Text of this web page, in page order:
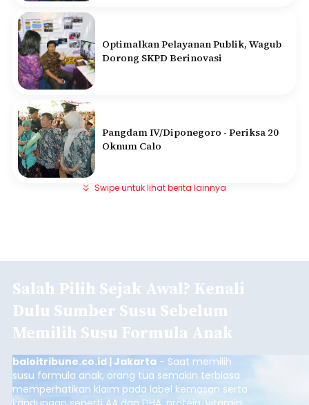
Optimalkan Pelayanan Publik, Wagub
Dorong SKPD Berinovasi
Pangdam IV/Diponegoro - Periksa 20
Oknum Calo
Swipe untuk lihat berita lainnya
Salah Pilih Sejak Awal? Kenali
Dulu Sumber Susu Sebelum
Memilih Susu Formula Anak
baloitribune.co.id | Jakarta - Saat memilih
susu formula anak, orang tua semakin terbiasa
memperhatikan klaim pada label kemasan serta